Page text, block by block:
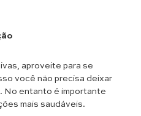
aproveite para se
você não precisa deixar
No entanto é importante
mais saudáveis.